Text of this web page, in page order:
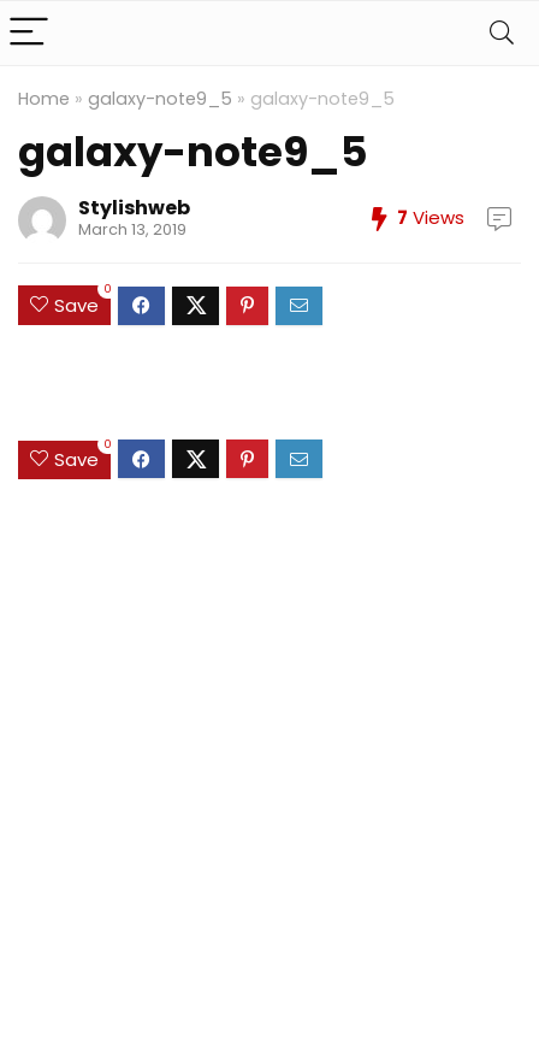
Home » galaxy-note9_5 » galaxy-note9_5
galaxy-note9_5
Stylishweb
March 13, 2019 7 Views
Save
0
Save
0